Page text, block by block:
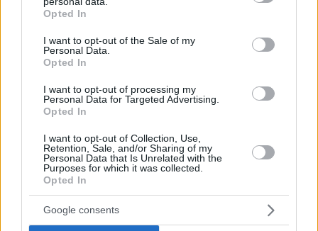
grant or deny consent to Google and its third-party tags to
use your data for below specified purposes in below Google
consent section.
Opted In
I want to opt-out of the Sale of my
Personal Data.
Opted In
I want to opt-out of processing my
Personal Data for Targeted Advertising.
Opted In
I want to opt-out of Collection, Use,
Retention, Sale, and/or Sharing of my
Personal Data that Is Unrelated with the
Purposes for which it was collected.
Opted In
Google consents
φωτογράφισης και κινηματογράφησης από το
αρμόδιο Κεντρικό Συμβούλιο Νεωτέρων
Μνημείων του υπουργείου Πολιτισμού και
προβάλλονταν σε πιο μακρινή απόσταση από
την Ακρόπολη δεν φάνηκε να ενοχλούν.